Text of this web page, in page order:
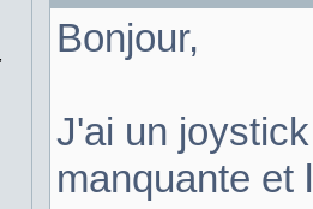
Bonjour,
J'ai un
manquante et